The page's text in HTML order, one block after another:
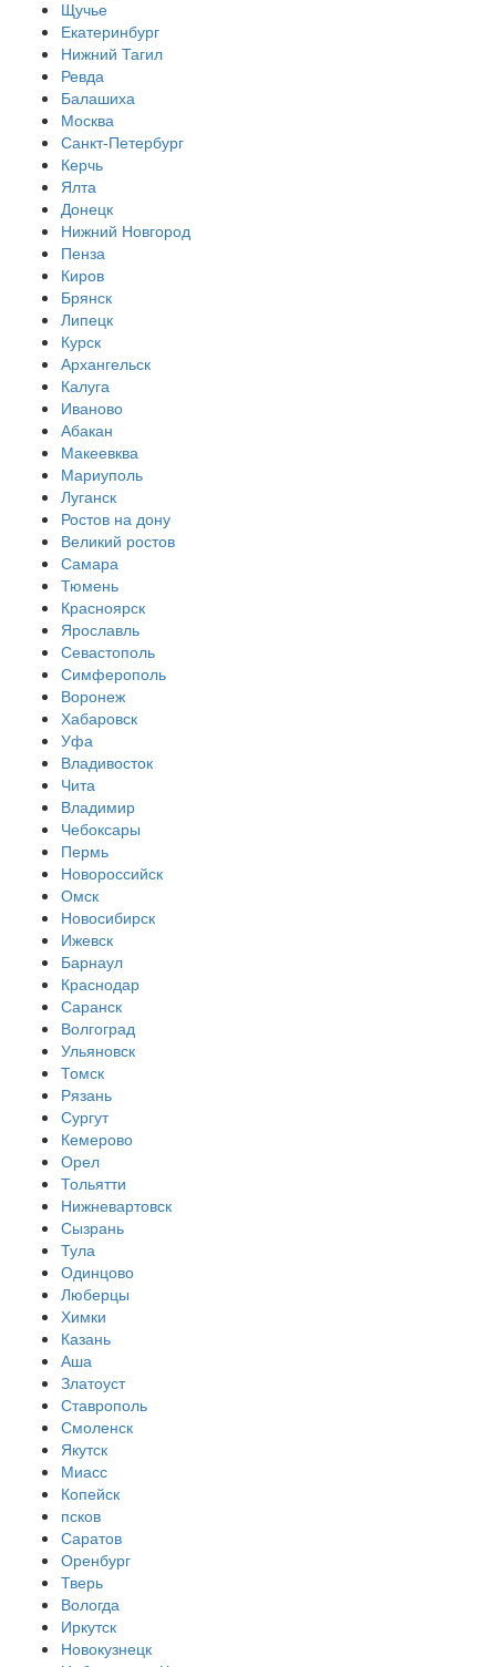
Щучье
Екатеринбург
Нижний Тагил
Ревда
Балашиха
Москва
Санкт-Петербург
Керчь
Ялта
Донецк
Нижний Новгород
Пенза
Киров
Брянск
Липецк
Курск
Архангельск
Калуга
Иваново
Абакан
Макеевква
Мариуполь
Луганск
Ростов на дону
Великий ростов
Самара
Тюмень
Красноярск
Ярославль
Севастополь
Симферополь
Воронеж
Хабаровск
Уфа
Владивосток
Чита
Владимир
Чебоксары
Пермь
Новороссийск
Омск
Новосибирск
Ижевск
Барнаул
Краснодар
Саранск
Волгоград
Ульяновск
Томск
Рязань
Сургут
Кемерово
Орел
Тольятти
Нижневартовск
Сызрань
Тула
Одинцово
Люберцы
Химки
Казань
Аша
Златоуст
Ставрополь
Смоленск
Якутск
Миасс
Копейск
псков
Саратов
Оренбург
Тверь
Вологда
Иркутск
Новокузнецк